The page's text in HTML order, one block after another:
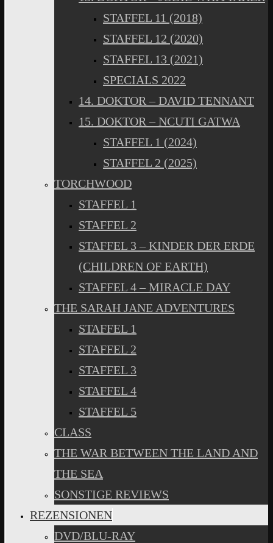
STAFFEL 11 (2018)
STAFFEL 12 (2020)
STAFFEL 13 (2021)
SPECIALS 2022
14. DOKTOR – DAVID TENNANT
15. DOKTOR – NCUTI GATWA
STAFFEL 1 (2024)
STAFFEL 2 (2025)
TORCHWOOD
STAFFEL 1
STAFFEL 2
STAFFEL 3 – KINDER DER ERDE
(CHILDREN OF EARTH)
STAFFEL 4 – MIRACLE DAY
THE SARAH JANE ADVENTURES
STAFFEL 1
STAFFEL 2
STAFFEL 3
STAFFEL 4
STAFFEL 5
CLASS
THE WAR BETWEEN THE LAND AND
THE SEA
SONSTIGE REVIEWS
REZENSIONEN
DVD/BLU-RAY